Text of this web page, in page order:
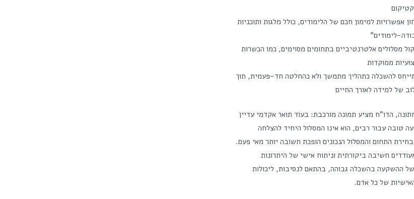
אפשרויות למימון חכם של הלימודים, כולל מלגות ותוכניות
לימודים"
מסלולים אלטרנטיביים בתחומים מסוימים, כמו הכשרות
ממוקדות
להשכלה כתהליך מתמשך ולא כהחלטה חד-פעמית, תוך
של למידה לאורך החיים
הדו"ח מציע תמונה מורכבת: בעוד תואר אקדמי עדיין
טובה עבור רבים, הוא אינו המסלול היחיד להצלחה
התחום והמסלול הנכונים הופכת חשובה יותר מאי פעם.
חשיבה ביקורתית וניתוח אישי של היתרונות
של ההשקעה בהשכלה גבוהה, בהתאם לנסיבות, ליכולות
של כל אדם.